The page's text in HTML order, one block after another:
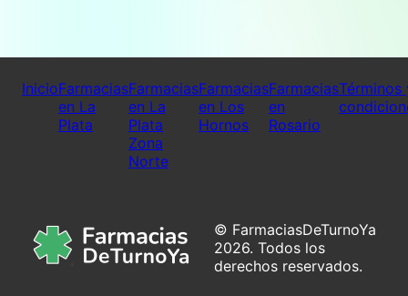
InicioFarmacias
en La
Plata
Farmacias
en La
Plata
Zona
Norte
Farmacias
en Los
Hornos
Farmacias
en
Rosario
Términos
© FarmaciasDeTurnoYa
2026. Todos los
derechos reservados.